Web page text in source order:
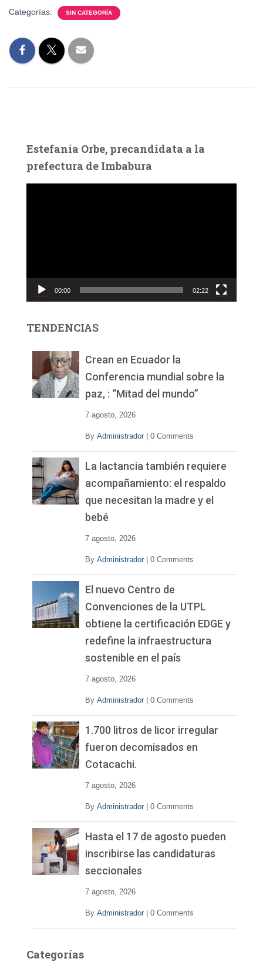
Categorías: SIN CATEGORÍA
Estefanía Orbe, precandidata a la
prefectura de Imbabura
c
d
00:00 02:22
TENDENCIAS
Crean en Ecuador la
Conferencia mundial sobre la
paz, : “Mitad del mundo”
7 agosto, 2026
By Administrador 0 Comments
La lactancia también requiere
acompañamiento: el respaldo
que necesitan la madre y el
bebé
7 agosto, 2026
By Administrador 0 Comments
El nuevo Centro de
Convenciones de la UTPL
obtiene la certificación EDGE y
redefine la infraestructura
sostenible en el país
7 agosto, 2026
By Administrador 0 Comments
1.700 litros de licor irregular
fueron decomisados en
Cotacachi.
7 agosto, 2026
By Administrador 0 Comments
Hasta el 17 de agosto pueden
inscribirse las candidaturas
seccionales
7 agosto, 2026
By Administrador 0 Comments
Categorías